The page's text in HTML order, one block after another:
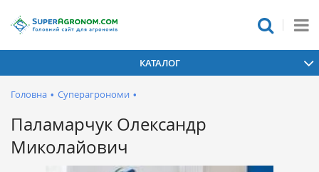
КАТАЛОГ
Головна • Суперагрономи •
Паламарчук Олександр
Миколайович